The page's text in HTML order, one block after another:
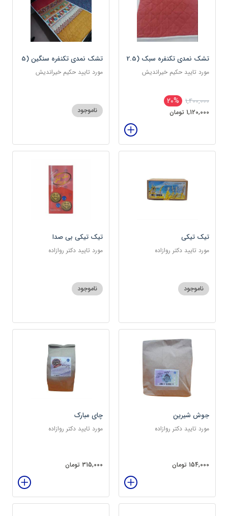
تشک نمدی تکنفره سبک (2.5
کیلویی) دوین (پس کرایه)
مورد تایید حکیم خیراندیش
1,400,000
20%
1,120,000 تومان
تشک نمدی تکنفره سنگین (5
کیلویی) دوین (پس کرایه)
مورد تایید حکیم خیراندیش
ناموجود
تیک تیکی
مورد تایید دکتر روازاده
ناموجود
تیک تیکی بی صدا
مورد تایید دکتر روازاده
ناموجود
جوش شیرین
مورد تایید دکتر روازاده
154,000 تومان
چای مبارک
مورد تایید دکتر روازاده
315,000 تومان